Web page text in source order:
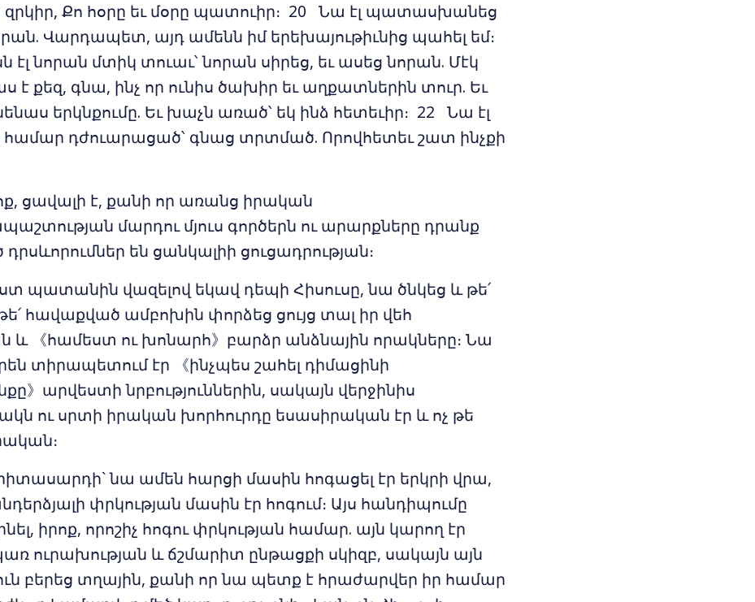
զրկիր, Քո հօրը եւ մօրը պատուիր։ 20 Նա էլ պատասխանեց
Վարդապետ, այդ ամենն իմ երեխայութիւնից պահել եմ։
էլ նորան մտիկ տուաւ՝ նորան սիրեց, եւ ասեց նորան. Մէկ
է քեզ, գնա, ինչ որ ունիս ծախիր եւ աղքատներին տուր. Եւ
երկնքումը. Եւ խաչն առած՝ եկ ինձ հետեւիր։ 22 Նա էլ
համար դժուարացած՝ գնաց տրտմած. Որովհետեւ շատ ինչքի
ցավալի է, քանի որ առանց իրական
մարդու մյուս գործերն ու արարքները դրանք
դրսևորումներ են ցանկալիի ցուցադրության։
պատանին վազելով եկավ դեպի Հիսուսը, նա ծնկեց և թե՛
հավաքված ամբոխին փորձեց ցույց տալ իր վեհ
և 《համեստ ու խոնարհ》բարձր անձնային որակները։ Նա
տիրապետում էր 《ինչպես շահել դիմացինի
》արվեստի նրբություններին, սակայն վերջինիս
ու սրտի իրական խորհուրդը եսասիրական էր և ոչ թե
նա ամեն հարցի մասին հոգացել էր երկրի վրա,
փրկության մասին էր հոգում։ Այս հանդիպումը
իրոք, որոշիչ հոգու փրկության համար. այն կարող էր
ուրախության և ճշմարիտ ընթացքի սկիզբ, սակայն այն
բերեց տղային, քանի որ նա պետք է հրաժարվեր իր համար